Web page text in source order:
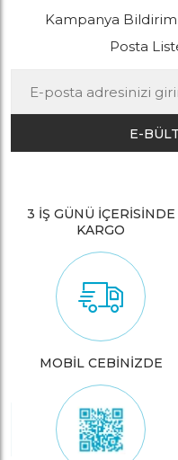
Kampanya
Posta
E-
3 İŞ GÜNÜ İÇERİSİNDE
KARGO
MOBİL CEBİNİZDE